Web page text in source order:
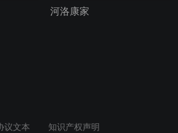
河洛康家
议文本 知识产权声明